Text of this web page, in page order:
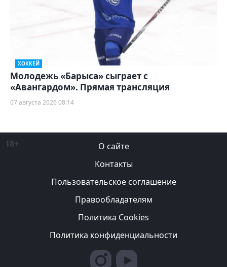
ХОККЕЙ
Молодежь «Барыса» сыграет с
«Авангардом». Прямая трансляция
07 августа 2026 08:14
18+
О сайте
Контакты
Пользовательское соглашение
Правообладателям
Политика Cookies
Политика конфиденциальности